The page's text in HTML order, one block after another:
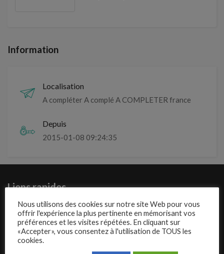
Information
Localisation
A compléter A complé A COMPLETER france
Depuis
2015-01-08 09:24:35
Liens rapides
Présentation de Mecajob
Publier une annonce
Offres d’emploi
Nous utilisons des cookies sur notre site Web pour vous
offrir l'expérience la plus pertinente en mémorisant vos
préférences et les visites répétées. En cliquant sur
«Accepter», vous consentez à l'utilisation de TOUS les
cookies.